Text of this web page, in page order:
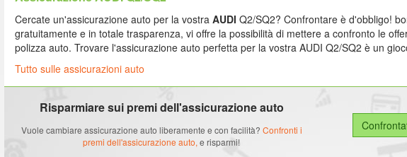
Cercate un'assicurazione auto per la vostra AUDI Q2/SQ2? Confrontare è d'obbligo!
gratuitamente e in totale trasparenza, vi offre la possibilità di mettere a confronto le
polizza auto. Trovare l'assicurazione auto perfetta per la vostra AUDI Q2/SQ2 è un
Tutto sulle assicurazioni auto
Risparmiare sui premi dell'assicurazione auto
Vuole cambiare assicurazione auto liberamente e con facilità? Confronti i
premi dell'assicurazione auto, e risparmi!